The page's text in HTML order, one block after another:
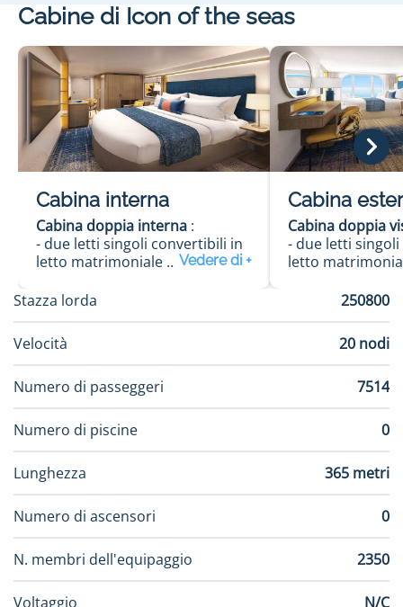
Cabine di Icon of the seas
Cabina interna
Cabina doppia interna :
- due letti singoli convertibili in
letto matrimoniale
- bagno con doccia
- TV via satellite
- telefono
- cassaforte
- aria condizionata
Cabina
Cabina doppia
- due letti
letto
- bagno con
- TV via satellite
- telefono
- cassaforte
- aria
Stazza lorda 250800
Velocità 20 nodi
Numero di passeggeri 7514
Numero di piscine 0
Lunghezza 365 metri
Numero di ascensori 0
N. membri dell'equipaggio 2350
Voltaggio N/C